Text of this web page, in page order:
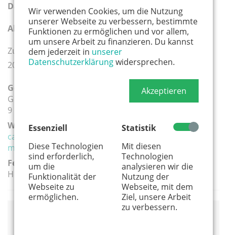
Wir verwenden Cookies, um die Nutzung
unserer Webseite zu verbessern, bestimmte
Funktionen zu ermöglichen und vor allem,
um unsere Arbeit zu finanzieren. Du kannst
dem jederzeit in unserer
Datenschutzerklärungwidersprechen.
Akzeptieren
Essenziell
Diese Technologien
sind erforderlich,
um die
Funktionalität der
Webseite zu
ermöglichen.
Statistik
Mit diesen
Technologien
analysieren wir die
Nutzung der
Webseite, mit dem
Ziel, unsere Arbeit
zu verbessern.
Dauer:25.10. - 31.10.2026 (7 Tage / 6 Nächte)
Alter:7 bis 13 Jahre
Zum kompletten WWF Junior Feriencamp-Programm
2026:wwf-junior.de/camps
Geeignete Altersgruppe(n):
Grundschule
9 - 12 Jahre
Weiterführender Link:
camps.wwf-junior.de/camp/ratingen/auf-du-und-du-
mit-falke-habicht-und-uhu-589
Ferien:
Herbstferien